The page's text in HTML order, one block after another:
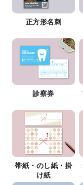
正方形名刺
診察券
帯紙・のし紙・掛
け紙